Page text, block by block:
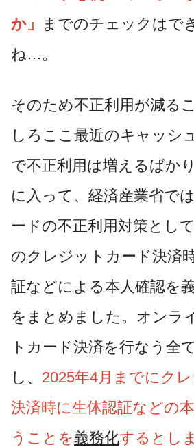
か」
までのチェックはで
ね…。
そのため不正利用が減る
しろここ最近のキャッシ
で不正利用は増えるばか
に入って、経済産業省で
ードの不正利用対策とし
のクレジットカード決済
証などによる本人確認を
をまとめました。オンラ
トカード決済を行なう全
し、 2025年4月までにク
決済時に生体認証などの
うことを義務化するとし